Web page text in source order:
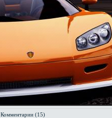
Комментарии (15)